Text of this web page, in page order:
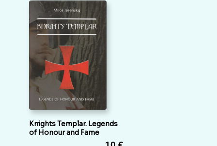
Knights Templar. Legends
of Honour and Fame